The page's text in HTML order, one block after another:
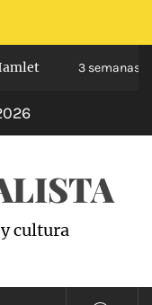
3 semanas
cultura